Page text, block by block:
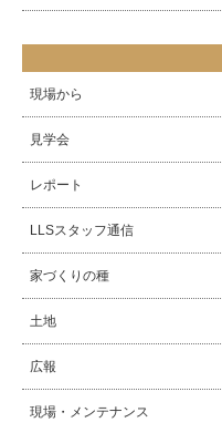
現場から
見学会
レポート
LLSスタッフ通信
家づくりの種
土地
広報
現場・メンテナンス